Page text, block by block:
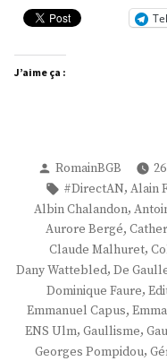
J’aime ça :
Publié
par
RomainBGB
Étiquettes :
#DirectAN, Alain
Albin Chalandon,
Aurore Bergé,
Claude Malhuret,
Dany Wattebled, De
Dominique Faure,
Emmanuel Capus,
ENS Ulm, Gaullisme,
Georges Pompidou,